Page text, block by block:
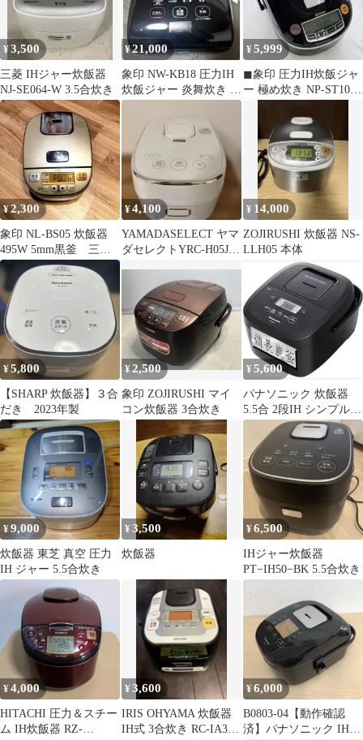
¥3,500
三菱 IHジャー炊飯器
NJ-SE064-W 3.5合炊き
¥21,000
象印 NW-KB18 圧力IH
炊飯ジャー 炎舞炊き 一
升 1.8L 10合
¥5,999
◼︎象印 圧力IH炊飯ジャ
ー 極め炊き NP-ST10
¥2,300
象印 NL-BS05 炊飯器
495W 5mm黒釜 三合
炊き
¥4,100
YAMADASELECT ヤマ
ダセレクトYRC-H05J1
¥ 14,000
ZOJIRUSHI 炊飯器 NS-
LLH05 本体
¥5,800
【SHARP 炊飯器】３合
だき 2023年製
¥2,500
象印 ZOJIRUSHI マイ
コン炊飯器 3合炊き
¥ 5,600
パナソニック 炊飯器
5.5合 2段IH シンプルデ
ザイン 備長炭釜 ブラッ
¥9,000
炊飯器 東芝 真空 圧力
IH ジャー 5.5合炊き
¥3,500
炊飯器
¥6,500
IHジャー炊飯器
PT−IH50−BK 5.5合炊き
¥4,000
HITACHI 圧力＆スチー
ム IH炊飯器 RZ-
¥3,600
IRIS OHYAMA 炊飯器
IH式 3合炊き RC-IA30-
¥6,000
B0803-04【動作確認
済】パナソニック IH炊